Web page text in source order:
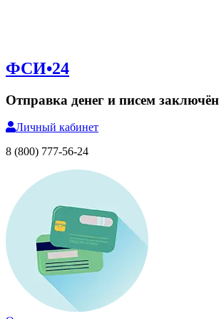
ФСИ•24
Отправка денег и писем
Личный кабинет
8 (800) 777-56-24